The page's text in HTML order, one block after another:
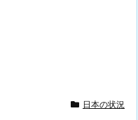
日本の状況